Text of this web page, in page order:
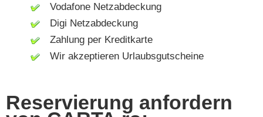
Vodafone Netzabdeckung
Digi Netzabdeckung
Zahlung per Kreditkarte
Wir akzeptieren Urlaubsgutscheine
Reservierung anfordern